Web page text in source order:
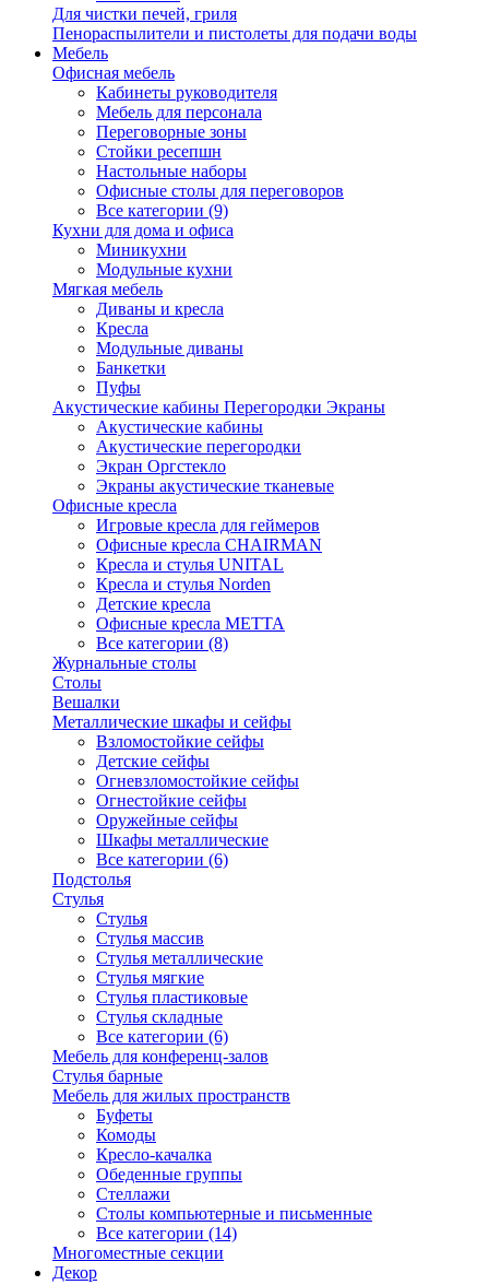
Для чистки печей, гриля
Пенораспылители и пистолеты для подачи воды
Мебель
Офисная мебель
Кабинеты руководителя
Мебель для персонала
Переговорные зоны
Стойки ресепшн
Настольные наборы
Офисные столы для переговоров
Все категории (9)
Кухни для дома и офиса
Миникухни
Модульные кухни
Мягкая мебель
Диваны и кресла
Кресла
Модульные диваны
Банкетки
Пуфы
Акустические кабины Перегородки Экраны
Акустические кабины
Акустические перегородки
Экран Оргстекло
Экраны акустические тканевые
Офисные кресла
Игровые кресла для геймеров
Офисные кресла CHAIRMAN
Кресла и стулья UNITAL
Кресла и стулья Norden
Детские кресла
Офисные кресла МЕТТА
Все категории (8)
Журнальные столы
Столы
Вешалки
Металлические шкафы и сейфы
Взломостойкие сейфы
Детские сейфы
Огневзломостойкие сейфы
Огнестойкие сейфы
Оружейные сейфы
Шкафы металлические
Все категории (6)
Подстолья
Стулья
Стулья
Стулья массив
Стулья металлические
Стулья мягкие
Стулья пластиковые
Стулья складные
Все категории (6)
Мебель для конференц-залов
Стулья барные
Мебель для жилых пространств
Буфеты
Комоды
Кресло-качалка
Обеденные группы
Стеллажи
Столы компьютерные и письменные
Все категории (14)
Многоместные секции
Декор